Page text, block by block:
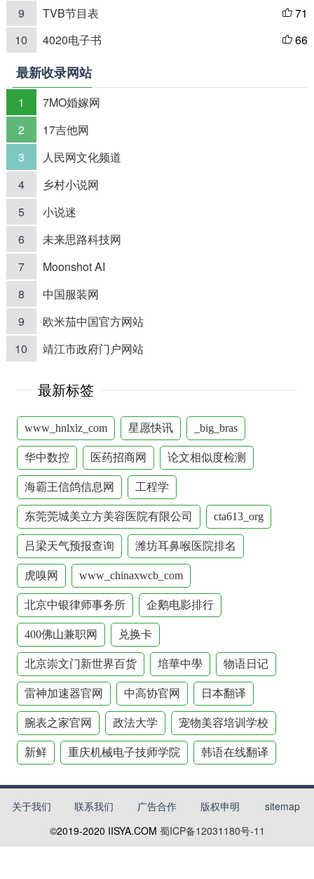
9
TVB节目表  71
10
4020电子书  66
最新收录网站
1
7MO婚嫁网
2
17吉他网
3
人民网文化频道
4
乡村小说网
5
小说迷
6
未来思路科技网
7
Moonshot AI
8
中国服装网
9
欧米茄中国官方网站
10
靖江市政府门户网站
最新标签
www_hnlxlz_com 星愿快讯 _big_bras
华中数控 医药招商网 论文相似度检测
海霸王信鸽信息网 工程学
东莞莞城美立方美容医院有限公司 cta613_org
吕梁天气预报查询 潍坊耳鼻喉医院排名
虎嗅网 www_chinaxwcb_com
北京中银律师事务所 企鹅电影排行
400佛山兼职网 兑换卡
北京崇文门新世界百货 培華中學 物语日记
雷神加速器官网 中高协官网 日本翻译
腕表之家官网 政法大学 宠物美容培训学校
新鲜 重庆机械电子技师学院 韩语在线翻译
关于我们 联系我们 广告合作 版权申明
sitemap
©2019-2020 IISYA.COM 蜀ICP备12031180号-11